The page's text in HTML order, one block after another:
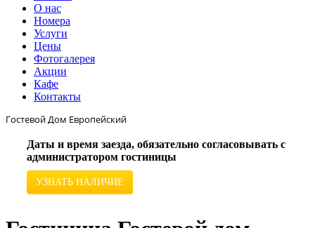
O нас
Номера
Услуги
Цены
Фотогалерея
Акции
Кафе
Контакты
Гостевой Дом Европейский
Даты и время заезда, обязательно согласовывать с
администратором гостиницы
УЗНАТЬ НАЛИЧИЕ